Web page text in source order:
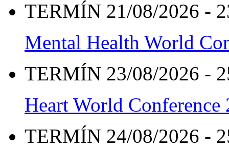
TERMÍN 21/08/2026 -
Mental Health World
TERMÍN 23/08/2026 -
Heart World Conference
TERMÍN 24/08/2026 -